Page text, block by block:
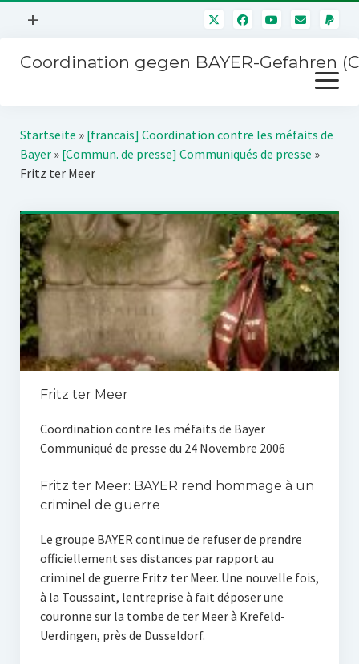
Menü
+
Mitmachen
Über uns
Kontakt
Impressum
Störfälle
Coordination gegen BAYER-Gefahren
Menü
öffnen
Kampagnen
BAYER-Hauptversammlungen
Jahrestagung
SPENDEN
Startseite » [francais] Coordination contre les méfaits de
Bayer» [Commun. de presse] Communiqués de presse »
Fritz ter Meer
Fritz ter Meer
Coordination contre les méfaits de Bayer
Communiqué de presse du 24 Novembre 2006
Fritz ter Meer: BAYER rend hommage à un
criminel de guerre
Le groupe BAYER continue de refuser de prendre
officiellement ses distances par rapport au
criminel de guerre Fritz ter Meer. Une nouvelle fois,
à la Toussaint, lentreprise à fait déposer une
couronne sur la tombe de ter Meer à Krefeld-
Uerdingen, près de Dusseldorf.